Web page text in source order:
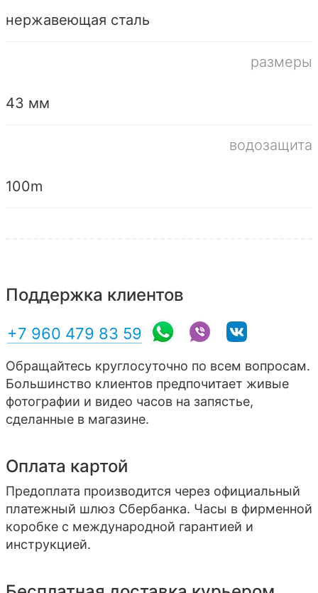
нержавеющая сталь
размеры
43 мм
водозащита
100m
Поддержка клиентов
+7 960 479 83 59
Обращайтесь круглосуточно по всем вопросам.
Большинство клиентов предпочитает живые
фотографии и видео часов на запястье,
сделанные в магазине.
Оплата картой
Предоплата производится через официальный
платежный шлюз Сбербанка. Часы в фирменной
коробке с международной гарантией и
инструкцией.